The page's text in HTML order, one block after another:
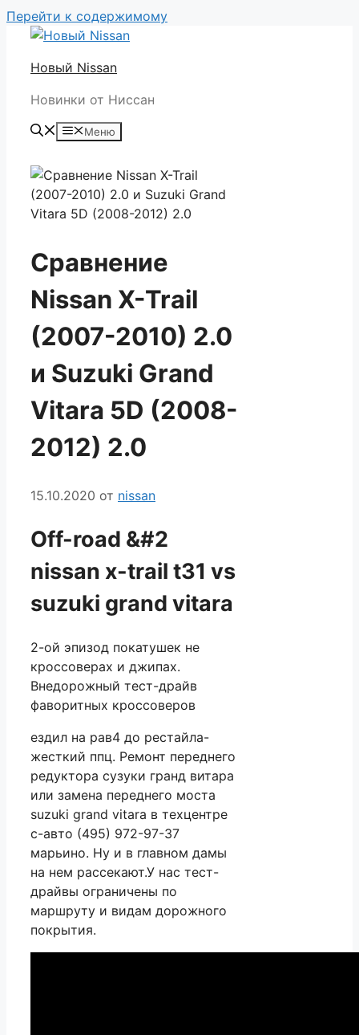
Перейти к содержимому
Новый Nissan
Новинки от Ниссан
Меню
Сравнение
Nissan X-Trail
(2007-2010) 2.0
и Suzuki Grand
Vitara 5D (2008-
2012) 2.0
15.10.2020 от nissan
Off-road &#2
nissan x-trail t31 vs
suzuki grand vitara
2-ой эпизод покатушек не
кроссоверах и джипах.
Внедорожный тест-драйв
фаворитных кроссоверов
ездил на рав4 до рестайла-
жесткий ппц. Ремонт переднего
редуктора сузуки гранд витара
или замена переднего моста
suzuki grand vitara в техцентре
с-авто (495) 972-97-37
марьино. Ну и в главном дамы
на нем рассекают.У нас тест-
драйвы ограничены по
маршруту и видам дорожного
покрытия.